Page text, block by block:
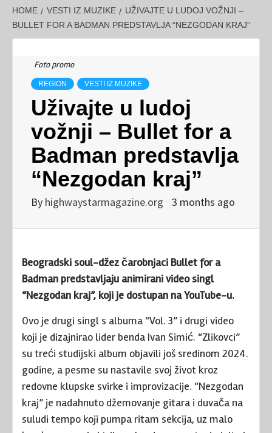
HOME VESTI IZ MUZIKE
UŽIVAJTE U LUDOJ VOŽNJI –
BULLET FOR A BADMAN PREDSTAVLJA “NEZGODAN KRAJ”
Foto promo
REGION VESTI IZ MUZIKE
Uživajte u ludoj
vožnji – Bullet for a
Badman predstavlja
“Nezgodan kraj”
By highwaystarmagazine.org 3 months ago
Beogradski soul-džez čarobnjaci Bullet for a
Badman predstavljaju animirani video singl
“Nezgodan kraj”, koji je dostupan na YouTube-u.
Ovo je drugi singl s albuma “Vol. 3” i drugi video
koji je dizajnirao lider benda Ivan Simić. “Zlikovci”
su treći studijski album objavili još sredinom 2024.
godine, a pesme su nastavile svoj život kroz
redovne klupske svirke i improvizacije. “Nezgodan
kraj” je nadahnuto džemovanje gitara i duvača na
suludi tempo koji pumpa ritam sekcija, uz malo